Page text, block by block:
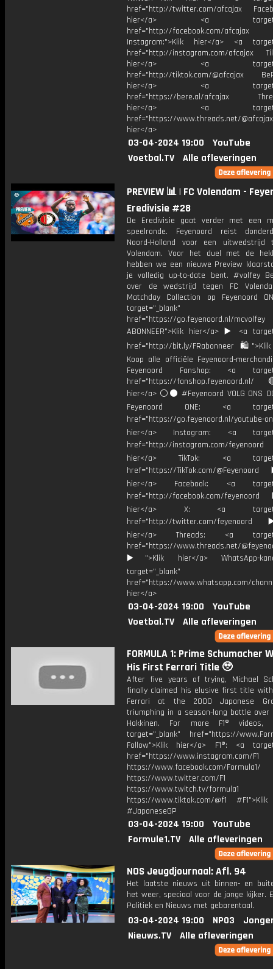
href="http://twitter.com/afcajax
hier</a> <a
href="http://facebook.com/afcajax
Instagram:">Klik hier</a> <a
href="http://instagram.com/afcajax
hier</a> <a
href="http://tiktok.com/@afcajax
hier</a> <a
href="https://bere.al/afcajax
hier</a> <a
href="https://www.threads.net/
hier</a>
03-04-2024 19:00
YouTube
Voetbal.TV
Alle afleveringen
PREVIEW 📊 | FC Volendam -
Eredivisie #28
De Eredivisie gaat verder met een
speelronde. Feyenoord reist
Noord-Holland voor een uitwedstrijd
Volendam. Voor het duel met de
hebben we een nieuwe Preview
je volledig up-to-date bent. #volfey
over de wedstrijd tegen FC
Matchday Collection op Feyenoord
target="_blank"
href="https://go.feyenoord.nl/mcvolfey
ABONNEER">Klik hier</a> ▶️ <a
href="http://bit.ly/FRabonneer
Koop alle officiële Feyenoord-
Feyenoord Fanshop: <a
href="https://
hier</a> ⚪️⚫ #Feyenoord VOLG ONS
Feyenoord ONE: <a
href="https://go.feyenoord.nl/youtube-
hier</a> Instagram: <a
href="http://instagram.com/
hier</a> TikTok: <a
href="https://TikTok.com/
hier</a> Facebook: <a
href="http://facebook.com/
hier</a> X: <a
href="http://twitter.com/
hier</a> Threads: <a
href="https://www.threads.net/
▶️">Klik hier</a> WhatsApp-
target="_blank"
href="https://www.whatsapp.com/
hier</a>
03-04-2024 19:00
YouTube
Voetbal.TV
Alle afleveringen
FORMULA 1: Prime Schumacher
His First Ferrari Title 🥹
After five years of trying, Michael
finally claimed his elusive first title
Ferrari at the 2000 Japanese
triumphing in a season-long battle over
Hakkinen. For more F1®
target="_blank" href="https://
Follow">Klik hier</a> F1®: <a
href="https://www.instagram.com/F1
https://www.facebook.com/Formula1/
https://www.twitter.com/F1
https://www.twitch.tv/formula1
https://www.tiktok.com/@f1
#JapaneseGP
03-04-2024 19:00
YouTube
Formule1.TV
Alle afleveringen
NOS Jeugdjournaal: Afl. 94
Het laatste nieuws uit binnen- en
het weer, speciaal voor de jonge kijker.
Politiek en Nieuws met gebarentaal.
03-04-2024 19:00 NPO3
Nieuws.TV
Alle afleveringen